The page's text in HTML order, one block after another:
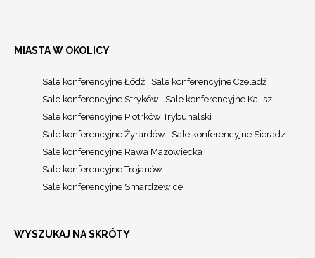
MIASTA W OKOLICY
Sale konferencyjne Łódź
Sale konferencyjne Czeladź
Sale konferencyjne Stryków
Sale konferencyjne Kalisz
Sale konferencyjne Piotrków Trybunalski
Sale konferencyjne Żyrardów
Sale konferencyjne Sieradz
Sale konferencyjne Rawa Mazowiecka
Sale konferencyjne Trojanów
Sale konferencyjne Smardzewice
WYSZUKAJ NA SKRÓTY